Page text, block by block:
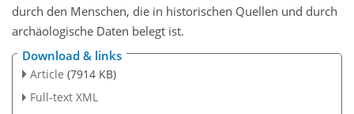
durch den Menschen, die in historischen Quellen und durch
archäologische Daten belegt ist.
Download & links
Article (7914 KB)
Full-text XML